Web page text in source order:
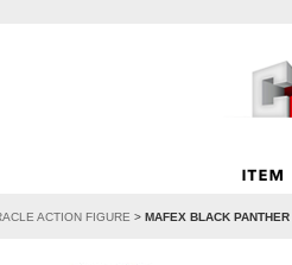
ACTION FIGURE > MAFEX BLACK